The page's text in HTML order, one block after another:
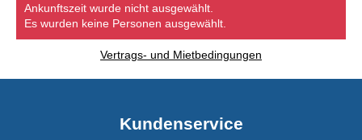
Ankunftszeit wurde nicht ausgewählt.
Es wurden keine Personen ausgewählt.
Vertrags- und Mietbedingungen
Kundenservice